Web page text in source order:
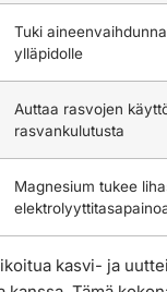
Tuki
ylläpidolle
Auttaa rasvojen
rasvankulutusta
Magnesium tukee
kasvi- ja